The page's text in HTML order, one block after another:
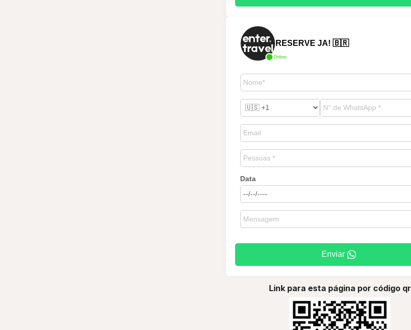
Online
RESERVE JA! 🇧🇷
Data
Enviar
Link para esta página por código qr